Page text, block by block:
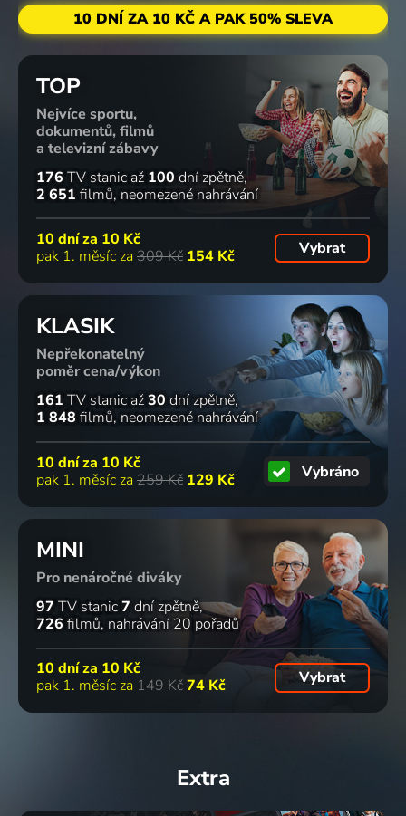
10 DNÍ ZA 10 KČ A PAK 50% SLEVA
TOP
Nejvíce sportu,
dokumentů, filmů
a televizní zábavy
176 TV stanic až 100 dní zpětně
2 651 filmů neomezené nahrávání
10 dní za 10 Kč
pak 1. měsíc za 309 Kč 154 Kč Vybrat
KLASIK
Nepřekonatelný
poměr cena/výkon
161 TV stanic až30 dní zpětně
1 848 filmů neomezené nahrávání
10 dní za 10 Kč
pak 1. měsíc za 259 Kč 129 Kč Vybráno
MINI
Pro nenáročné diváky
97 TV stanic7 dní zpětně
726 filmů nahrávání 20 pořadů
10 dní za 10 Kč
pak 1. měsíc za 149 Kč74 Kč Vybrat
Extra